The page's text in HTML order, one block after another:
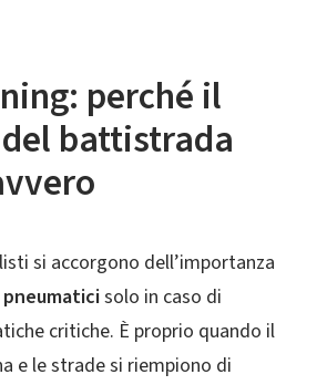
perché il
battistrada
si accorgono dell’importanza
solo in caso di
critiche. È proprio quando il
e le strade si riempiono di